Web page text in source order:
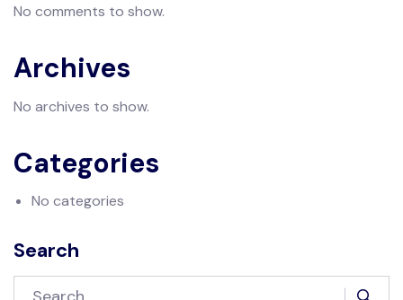
No comments to show.
Archives
No archives to show.
Categories
No categories
Search